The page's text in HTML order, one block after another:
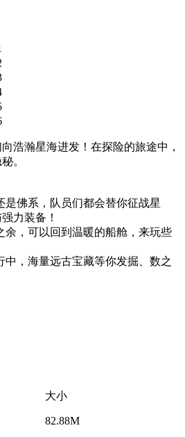
浩瀚星海进发！在探险的旅途中，
。
是佛系，队员们都会替你征战星
力装备！
余，可以回到温暖的船舱，来玩些
中，海量远古宝藏等你发掘、数之
大小
82.88M